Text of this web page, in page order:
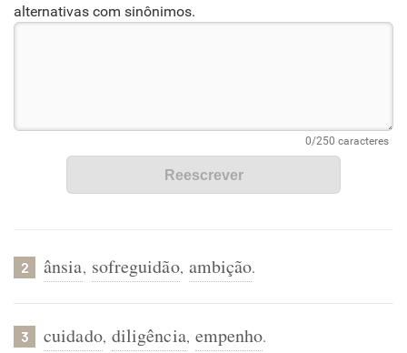
alternativas com sinônimos.
2 ânsia, sofreguidão, ambição.
3 cuidado, diligência, empenho.